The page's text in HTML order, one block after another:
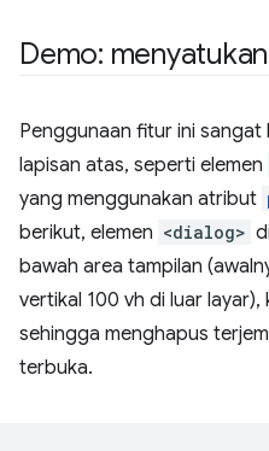
Demo:
Penggunaan fitur ini
lapisan atas, seperti elemen
yang menggunakan atribut
berikut, elemen <dialog>
bawah area tampilan
vertikal 100 vh di luar
sehingga menghapus
terbuka.